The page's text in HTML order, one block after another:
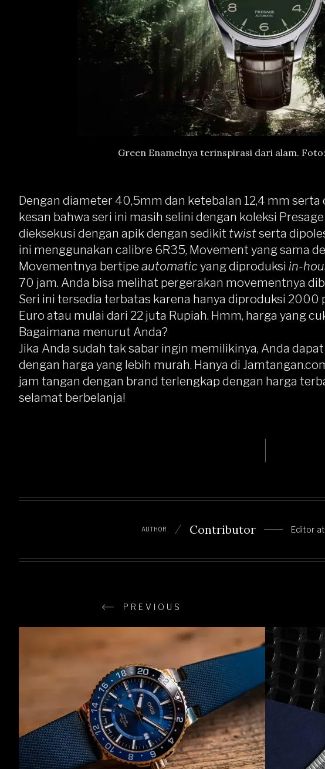
Green Enamelnya terinspirasi dari alam.
Dengan diameter 40,5mm dan ketebalan 12,4 mm serta
kesan bahwa seri ini masih selini dengan koleksi
dieksekusi dengan apik dengan sedikit twistserta
ini menggunakan calibre 6R35, Movement yang sama
Movementnya bertipe automaticyang diproduksi in-
70 jam. Anda bisa melihat pergerakan movementnya
Seri ini tersedia terbatas karena hanya diproduksi 2000
Euro atau mulai dari 22 juta Rupiah. Hmm, harga yang
Bagaimana menurut Anda?
Jika Anda sudah tak sabar ingin memilikinya, Anda
dengan harga yang lebih murah. Hanya di
jam tangan dengan brand terlengkap dengan harga
selamat berbelanja!
AUTHOR Contributor Editor at
PREVIOUS